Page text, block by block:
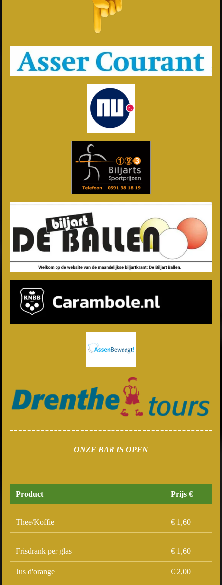
ONZE BAR IS OPEN
Product Prijs €
Thee/Koffie € 1,60
Frisdrank per glas € 1,60
Jus d'orange € 2,00